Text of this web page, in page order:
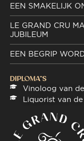
EEN SMAKELIJK
LE GRAND CRU
JUBILEUM
EEN BEGRIP
DIPLOMA"S
Vinoloog van
Liquorist van